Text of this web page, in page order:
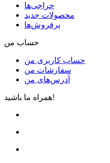
حراجی‌ها
محصولات جدید
پرفروش‌ها
حساب من
حساب کاربری من
سفارشات من
آدرس‌های من
همراه ما باشید!